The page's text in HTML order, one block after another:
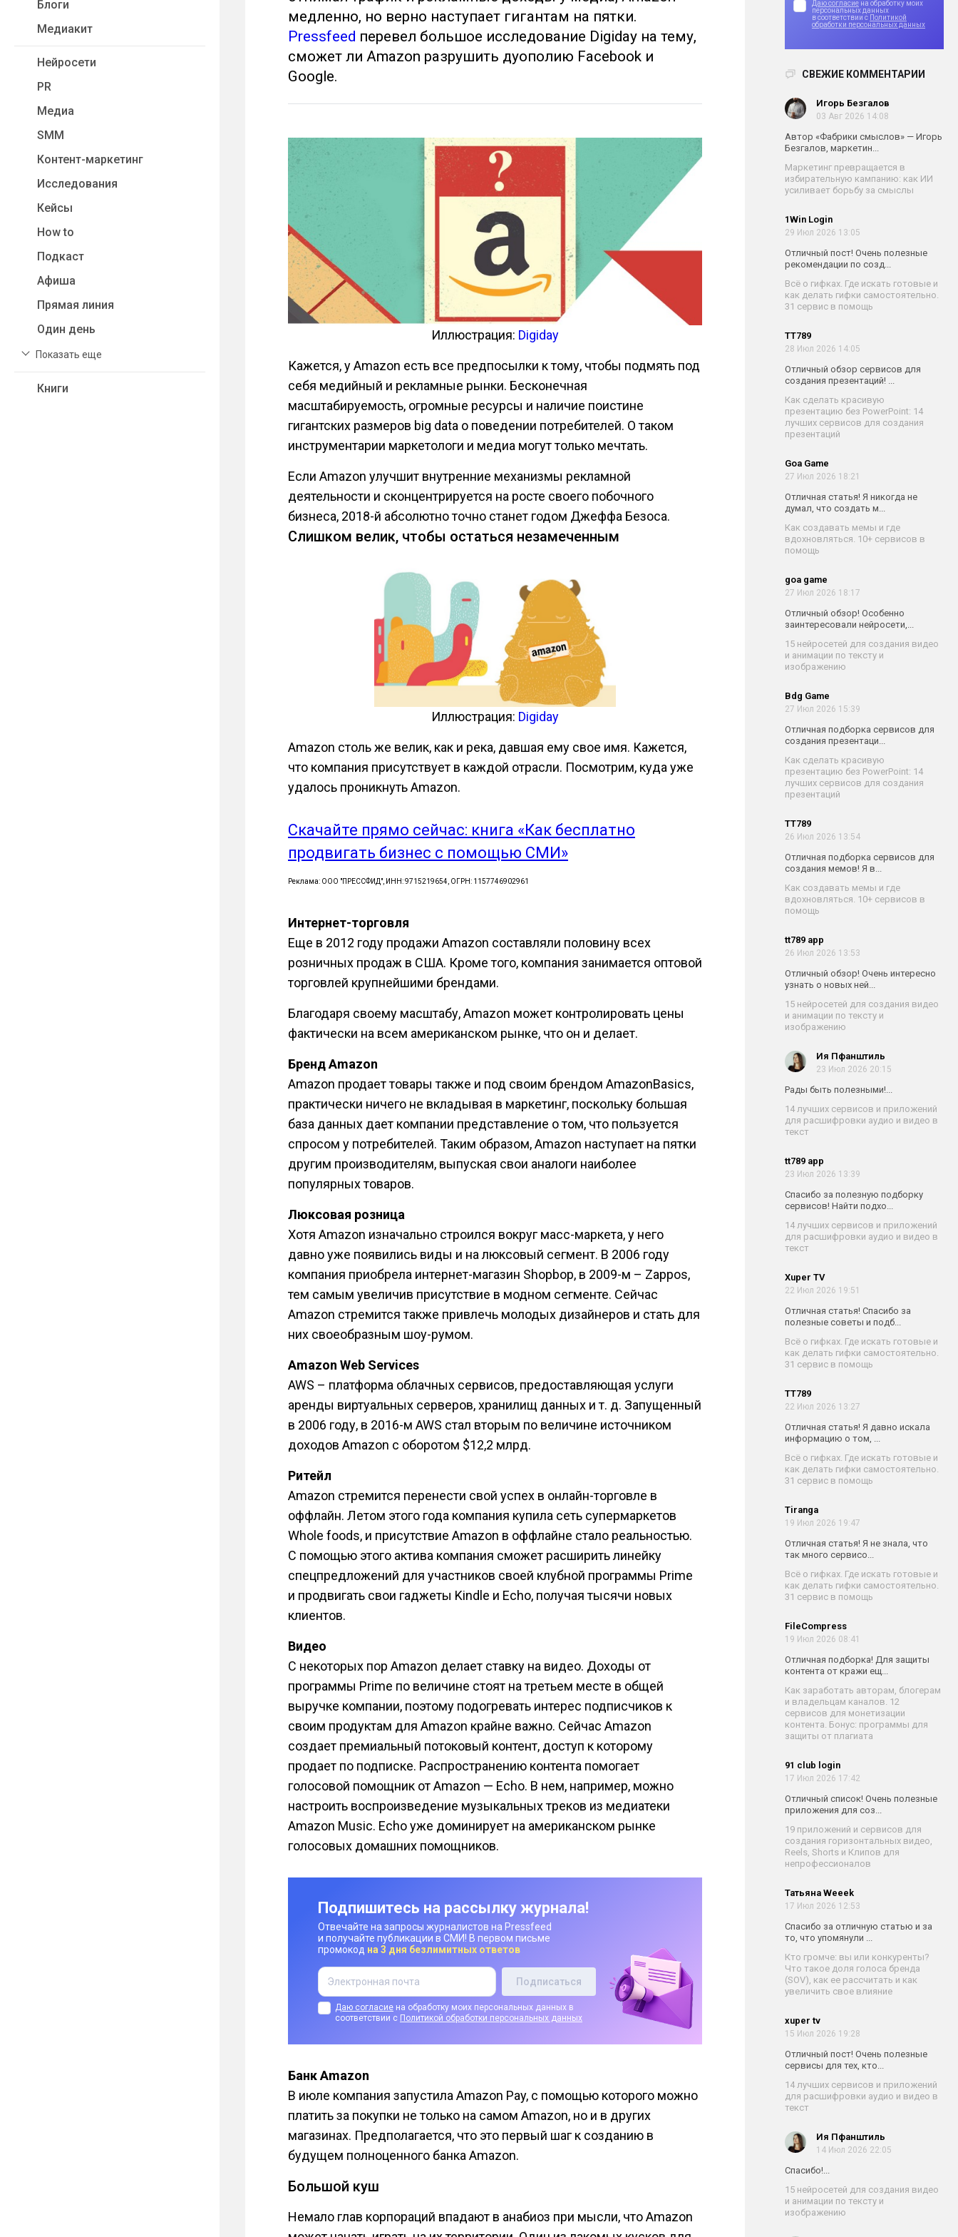
Блоги
Медиакит
Нейросети
PR
Медиа
SMM
Контент-маркетинг
Исследования
Кейсы
How to
Подкаст
Афиша
Прямая линия
Один день
Показать еще
Книги
Даю согласие на обработку моих
персональных данных
в соответствии с Политикой
обработки персональных данных
СВЕЖИЕ КОММЕНТАРИИ
Игорь Безгалов
03 Авг 2026 14:08
Автор «Фабрики смыслов» — Игорь
Безгалов, маркетин...
Маркетинг превращается в
избирательную кампанию: как ИИ
усиливает борьбу за смыслы
1Win Login
29 Июл 2026 13:05
Отличный пост! Очень полезные
рекомендации по созд...
Всё о гифках. Где искать готовые и
как делать гифки самостоятельно.
31 сервис в помощь
TT789
28 Июл 2026 14:05
Отличный обзор сервисов для
создания презентаций! ...
Как сделать красивую
презентацию без PowerPoint: 14
лучших сервисов для создания
презентаций
Goa Game
27 Июл 2026 18:21
Отличная статья! Я никогда не
думал, что создать м...
Как создавать мемы и где
вдохновляться. 10+ сервисов в
помощь
goa game
27 Июл 2026 18:17
Отличный обзор! Особенно
заинтересовали нейросети,...
15 нейросетей для создания видео
и анимации по тексту и
изображению
Bdg Game
27 Июл 2026 15:39
Отличная подборка сервисов для
создания презентаци...
Как сделать красивую
презентацию без PowerPoint: 14
лучших сервисов для создания
презентаций
TT789
26 Июл 2026 13:54
Отличная подборка сервисов для
создания мемов! Я в...
Как создавать мемы и где
вдохновляться. 10+ сервисов в
помощь
tt789 app
26 Июл 2026 13:53
Отличный обзор! Очень интересно
узнать о новых ней...
15 нейросетей для создания видео
и анимации по тексту и
изображению
Ия Пфанштиль
23 Июл 2026 20:15
Рады быть полезными!...
14 лучших сервисов и приложений
для расшифровки аудио и видео в
текст
tt789 app
23 Июл 2026 13:39
Спасибо за полезную подборку
сервисов! Найти подхо...
14 лучших сервисов и приложений
для расшифровки аудио и видео в
текст
Xuper TV
22 Июл 2026 19:51
Отличная статья! Спасибо за
полезные советы и подб...
Всё о гифках. Где искать готовые и
как делать гифки самостоятельно.
31 сервис в помощь
TT789
22 Июл 2026 13:27
Отличная статья! Я давно искала
информацию о том, ...
Всё о гифках. Где искать готовые и
как делать гифки самостоятельно.
31 сервис в помощь
Tiranga
19 Июл 2026 19:47
Отличная статья! Я не знала, что
так много сервисо...
Всё о гифках. Где искать готовые и
как делать гифки самостоятельно.
31 сервис в помощь
FileCompress
19 Июл 2026 08:41
Отличная подборка! Для защиты
контента от кражи ещ...
Как заработать авторам, блогерам
и владельцам каналов. 12
сервисов для монетизации
контента. Бонус: программы для
защиты от плагиата
91 club login
17 Июл 2026 17:42
Отличный список! Очень полезные
приложения для соз...
19 приложений и сервисов для
создания горизонтальных видео,
Reels, Shorts и Клипов для
непрофессионалов
Татьяна Weeek
17 Июл 2026 12:53
Спасибо за отличную статью и за
то, что упомянули ...
Кто громче: вы или конкуренты?
Что такое доля голоса бренда
(SOV), как ее рассчитать и как
увеличить свое влияние
xuper tv
15 Июл 2026 19:28
Отличный пост! Очень полезные
сервисы для тех, кто...
14 лучших сервисов и приложений
для расшифровки аудио и видео в
текст
Ия Пфанштиль
14 Июл 2026 22:05
Спасибо!...
15 нейросетей для создания видео
и анимации по тексту и
изображению
медленно, но верно наступает гигантам на пятки.
Pressfeed перевел большое исследование Digiday на тему,
сможет ли Amazon разрушить дуополию Facebook и
Google.
Иллюстрация: Digiday
Кажется, у Amazon есть все предпосылки к тому, чтобы подмять под
себя медийный и рекламные рынки. Бесконечная
масштабируемость, огромные ресурсы и наличие поистине
гигантских размеров big data о поведении потребителей. О таком
инструментарии маркетологи и медиа могут только мечтать.
Если Amazon улучшит внутренние механизмы рекламной
деятельности и сконцентрируется на росте своего побочного
бизнеса, 2018-й абсолютно точно станет годом Джеффа Безоса.
Слишком велик, чтобы остаться незамеченным
Иллюстрация: Digiday
Amazon столь же велик, как и река, давшая ему свое имя. Кажется,
что компания присутствует в каждой отрасли. Посмотрим, куда уже
удалось проникнуть Amazon.
Скачайте прямо сейчас: книга «Как бесплатно
продвигать бизнес с помощью СМИ»
Реклама: ООО "ПРЕССФИД", ИНН: 9715219654, ОГРН: 1157746902961
Интернет-торговля
Еще в 2012 году продажи Amazon составляли половину всех
розничных продаж в США. Кроме того, компания занимается оптовой
торговлей крупнейшими брендами.
Благодаря своему масштабу, Amazon может контролировать цены
фактически на всем американском рынке, что он и делает.
Бренд Amazon
Amazon продает товары также и под своим брендом AmazonBasics,
практически ничего не вкладывая в маркетинг, поскольку большая
база данных дает компании представление о том, что пользуется
спросом у потребителей. Таким образом, Amazon наступает на пятки
другим производителям, выпуская свои аналоги наиболее
популярных товаров.
Люксовая розница
Хотя Amazon изначально строился вокруг масс-маркета, у него
давно уже появились виды и на люксовый сегмент. В 2006 году
компания приобрела интернет-магазин Shopbop, в 2009-м – Zappos,
тем самым увеличив присутствие в модном сегменте. Сейчас
Amazon стремится также привлечь молодых дизайнеров и стать для
них своеобразным шоу-румом.
Amazon Web Services
AWS – платформа облачных сервисов, предоставляющая услуги
аренды виртуальных серверов, хранилищ данных и т. д. Запущенный
в 2006 году, в 2016-м AWS стал вторым по величине источником
доходов Amazon с оборотом $12,2 млрд.
Ритейл
Amazon стремится перенести свой успех в онлайн-торговле в
оффлайн. Летом этого года компания купила сеть супермаркетов
Whole foods, и присутствие Amazon в оффлайне стало реальностью.
С помощью этого актива компания сможет расширить линейку
спецпредложений для участников своей клубной программы Prime
и продвигать свои гаджеты Kindle и Echo, получая тысячи новых
клиентов.
Видео
С некоторых пор Amazon делает ставку на видео. Доходы от
программы Prime по величине стоят на третьем месте в общей
выручке компании, поэтому подогревать интерес подписчиков к
своим продуктам для Amazon крайне важно. Сейчас Amazon
создает премиальный потоковый контент, доступ к которому
продает по подписке. Распространению контента помогает
голосовой помощник от Amazon — Echo. В нем, например, можно
настроить воспроизведение музыкальных треков из медиатеки
Amazon Music. Echo уже доминирует на американском рынке
голосовых домашних помощников.
Подпишитесь на рассылку журнала!
Отвечайте на запросы журналистов на Pressfeed
и получайте публикации в СМИ! В первом письме
промокод на 3 дня безлимитных ответов
Даю согласие на обработку моих персональных данных в
соответствии с Политикой обработки персональных данных
Банк Amazon
В июле компания запустила Amazon Pay, с помощью которого можно
платить за покупки не только на самом Amazon, но и в других
магазинах. Предполагается, что это первый шаг к созданию в
будущем полноценного банка Amazon.
Большой куш
Немало глав корпораций впадают в анабиоз при мысли, что Amazon